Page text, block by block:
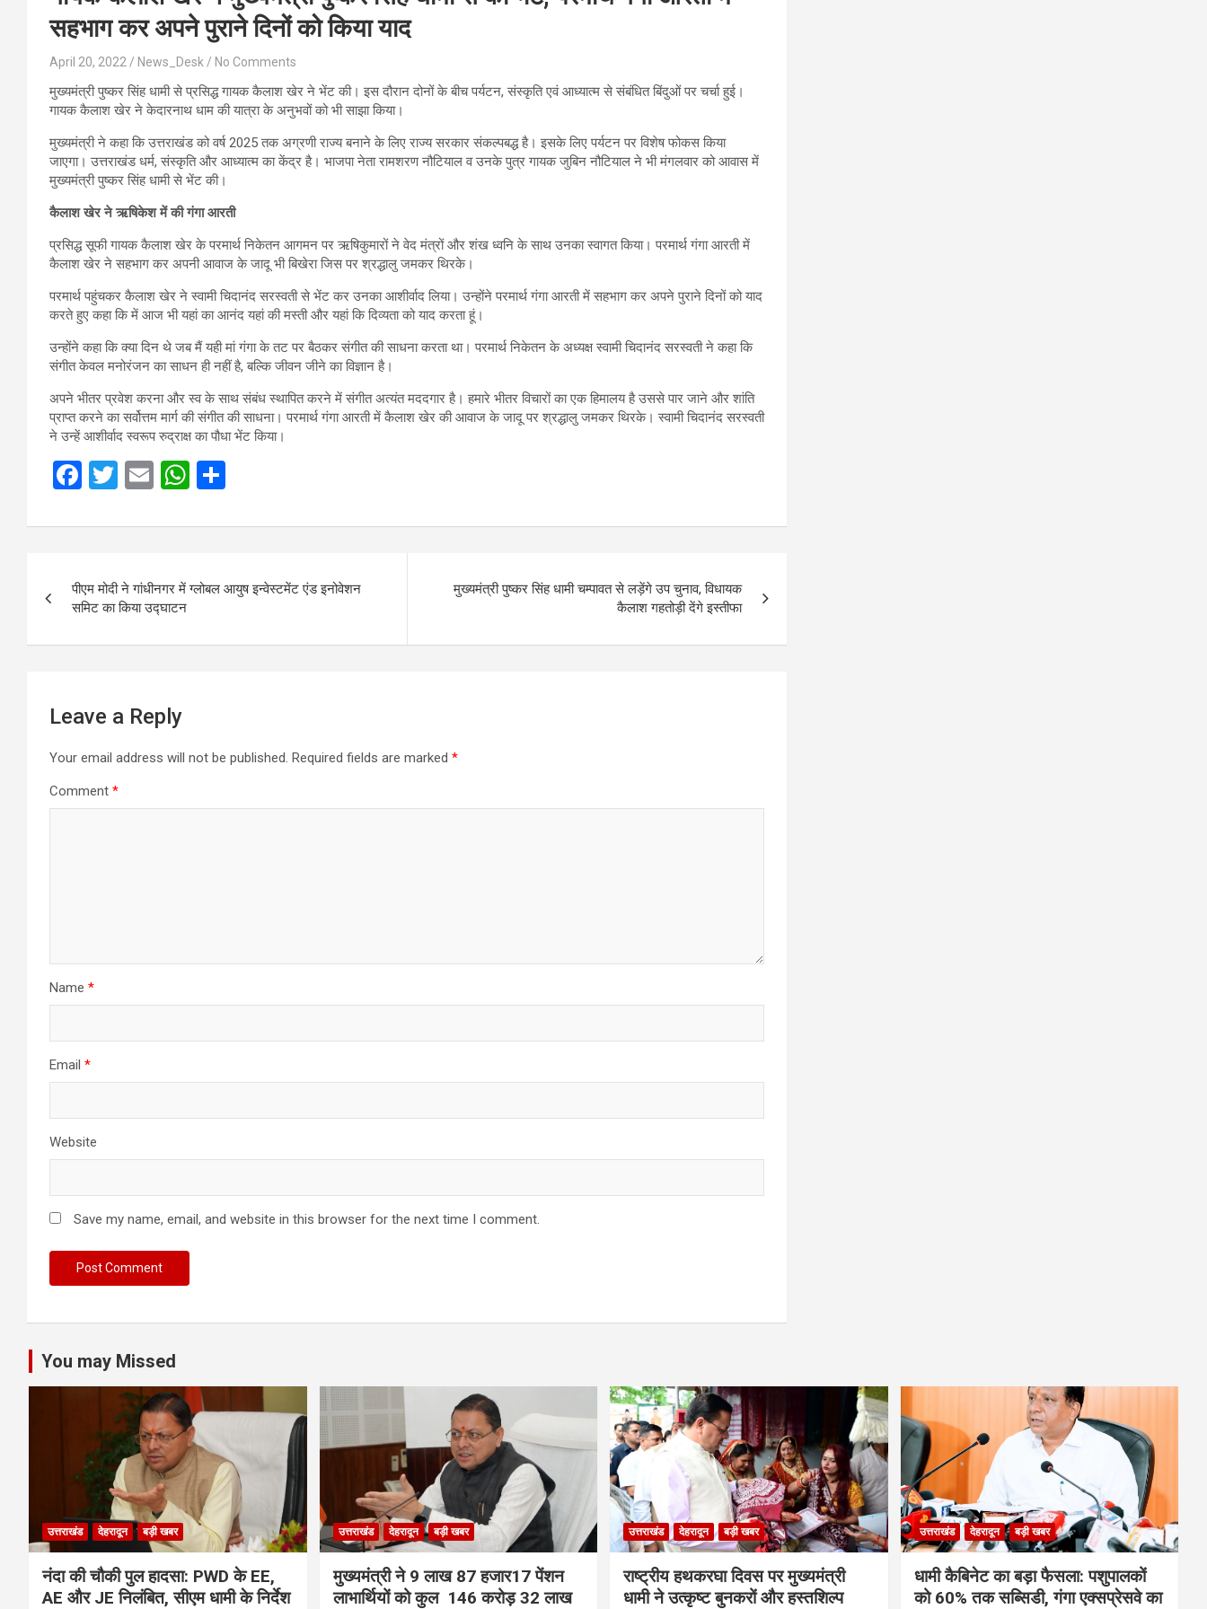
सहभाग कर अपने पुराने दिनों को किया याद
April 20, 2022 News_Desk No Comments
मुख्यमंत्री पुष्कर सिंह धामी से प्रसिद्ध गायक कैलाश खेर ने भेंट की। इस दौरान दोनों के बीच पर्यटन, संस्कृति एवं आध्यात्म से संबंधित बिंदुओं पर चर्चा हुई।
गायक कैलाश खेर ने केदारनाथ धाम की यात्रा के अनुभवों को भी साझा किया।
मुख्यमंत्री ने कहा कि उत्तराखंड को वर्ष 2025 तक अग्रणी राज्य बनाने के लिए राज्य सरकार संकल्पबद्ध है। इसके लिए पर्यटन पर विशेष फोकस किया
जाएगा। उत्तराखंड धर्म, संस्कृति और आध्यात्म का केंद्र है। भाजपा नेता रामशरण नौटियाल व उनके पुत्र गायक जुबिन नौटियाल ने भी मंगलवार को आवास में
मुख्यमंत्री पुष्कर सिंह धामी से भेंट की।
कैलाश खेर ने ऋषिकेश में की गंगा आरती
प्रसिद्ध सूफी गायक कैलाश खेर के परमार्थ निकेतन आगमन पर ऋषिकुमारों ने वेद मंत्रों और शंख ध्वनि के साथ उनका स्वागत किया। परमार्थ गंगा आरती में
कैलाश खेर ने सहभाग कर अपनी आवाज के जादू भी बिखेरा जिस पर श्रद्धालु जमकर थिरके।
परमार्थ पहुंचकर कैलाश खेर ने स्वामी चिदानंद सरस्वती से भेंट कर उनका आशीर्वाद लिया। उन्होंने परमार्थ गंगा आरती में सहभाग कर अपने पुराने दिनों को याद
करते हुए कहा कि में आज भी यहां का आनंद यहां की मस्ती और यहां कि दिव्यता को याद करता हूं।
उन्होंने कहा कि क्या दिन थे जब मैं यही मां गंगा के तट पर बैठकर संगीत की साधना करता था। परमार्थ निकेतन के अध्यक्ष स्वामी चिदानंद सरस्वती ने कहा कि
संगीत केवल मनोरंजन का साधन ही नहीं है, बल्कि जीवन जीने का विज्ञान है।
अपने भीतर प्रवेश करना और स्व के साथ संबंध स्थापित करने में संगीत अत्यंत मददगार है। हमारे भीतर विचारों का एक हिमालय है उससे पार जाने और शांति
प्राप्त करने का सर्वोत्तम मार्ग की संगीत की साधना। परमार्थ गंगा आरती में कैलाश खेर की आवाज के जादू पर श्रद्धालु जमकर थिरके। स्वामी चिदानंद सरस्वती
ने उन्हें आशीर्वाद स्वरूप रुद्राक्ष का पौधा भेंट किया।
F
ce
o
o
k
T
tt
E
ail
W
at
A
p
ar
navigation
पीएम मोदी ने गांधीनगर में ग्लोबल आयुष इन्वेस्टमेंट एंड इनोवेशन
समिट का किया उद्घाटन
मुख्यमंत्री पुष्कर सिंह धामी चम्पावत से लड़ेंगे उप चुनाव, विधायक
कैलाश गहतोड़ी देंगे इस्तीफा
Leave a Reply
Your email address will not be published. Required fields are marked *
Comment *
Name *
Email *
Website
Save my name, email, and website in this browser for the next time I comment.
You may Missed
उत्तराखंड देहरादून बड़ी खबर
नंदा की चौकी पुल हादसा: PWD के EE,
AE और JE निलंबित, सीएम धामी के निर्देश
उत्तराखंड देहरादून बड़ी खबर
मुख्यमंत्री ने 9 लाख 87 हजार17 पेंशन
लाभार्थियों को कुल 146 करोड़ 32 लाख
उत्तराखंड देहरादून बड़ी खबर
राष्ट्रीय हथकरघा दिवस पर मुख्यमंत्री
धामी ने उत्कृष्ट बुनकरों और हस्तशिल्प
उत्तराखंड देहरादून बड़ी खबर
​धामी कैबिनेट का बड़ा फैसला: पशुपालकों
को 60% तक सब्सिडी, गंगा एक्सप्रेसवे का